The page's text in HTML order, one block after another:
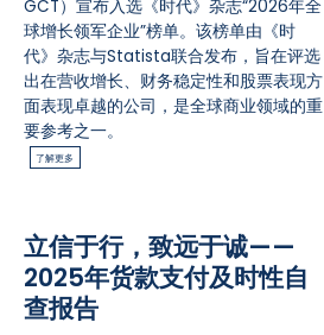
GCT）宣布入选《时代》杂志“2026年全
球增长领军企业”榜单。该榜单由《时
代》杂志与Statista联合发布，旨在评选
出在营收增长、财务稳定性和股票表现方
面表现卓越的公司，是全球商业领域的重
要参考之一。
了解更多
立信于行，致远于诚——
2025年货款支付及时性自
查报告